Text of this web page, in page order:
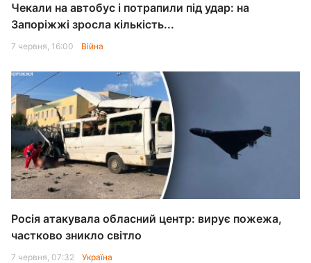
Чекали на автобус і потрапили під удар: на
Запоріжжі зросла кількість...
7 червня, 16:00 Війна
Росія атакувала обласний центр: вирує пожежа,
частково зникло світло
7 червня, 07:32 Україна